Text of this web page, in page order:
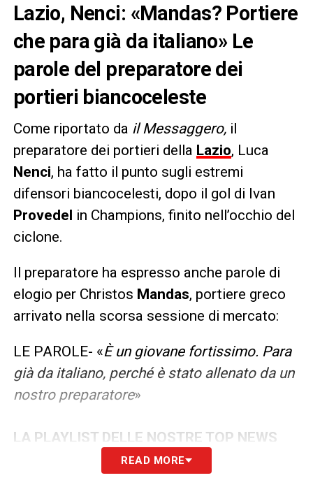
Lazio, Nenci: «Mandas? Portiere
che para già da italiano» Le
parole del preparatore dei
portieri biancoceleste
Come riportato da il Messaggero,il
preparatore dei portieri della Lazio, Luca
Nenci, ha fatto il punto sugli estremi
difensori biancocelesti, dopo il gol di Ivan
Provedel in Champions, finito nell’occhio del
ciclone.
Il preparatore ha espresso anche parole di
elogio per Christos Mandas, portiere greco
arrivato nella scorsa sessione di mercato:
LE PAROLE- «È un giovane fortissimo. Para
già da italiano, perché è stato allenato da un
nostro preparatore»
LA PLAYLIST DELLE NOSTRE TOP NEWS
READ MORE